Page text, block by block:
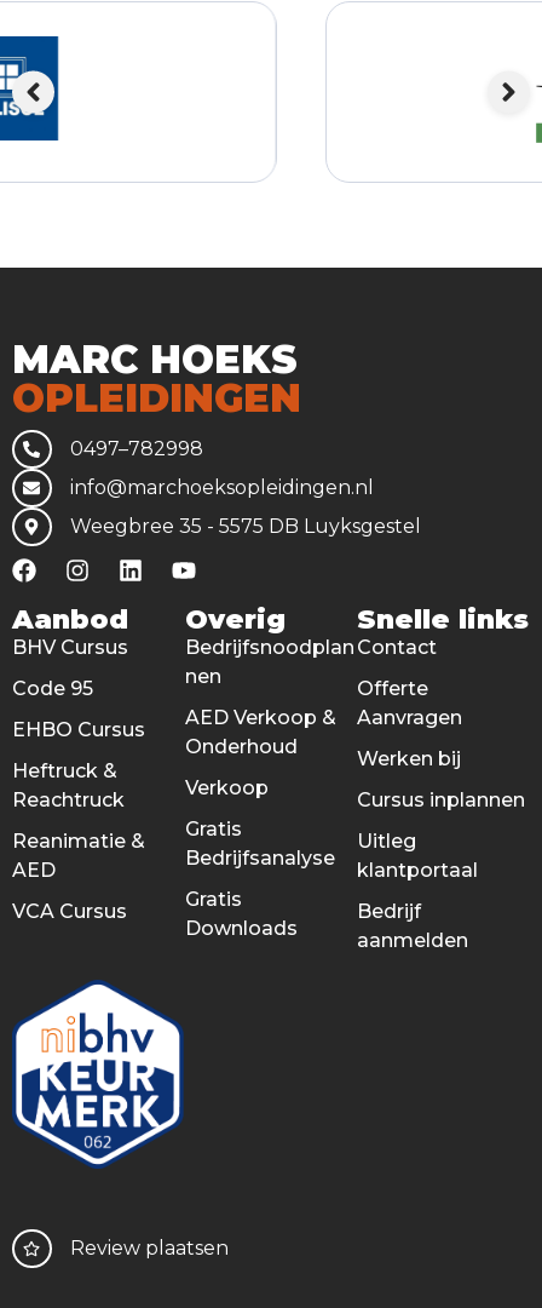
MARC HOEKS
OPLEIDINGEN
0497–782998
info@marchoeksopleidingen.nl
Weegbree 35 - 5575 DB Luyksgestel
Aanbod
BHV Cursus
Code 95
EHBO Cursus
Heftruck &
Reachtruck
Reanimatie &
AED
VCA Cursus
Overig
Bedrijfsnoodplan
nen
AED Verkoop &
Onderhoud
Verkoop
Gratis
Bedrijfsanalyse
Gratis
Downloads
Snelle links
Contact
Offerte
Aanvragen
Werken bij
Cursus inplannen
Uitleg
klantportaal
Bedrijf
aanmelden
Review plaatsen